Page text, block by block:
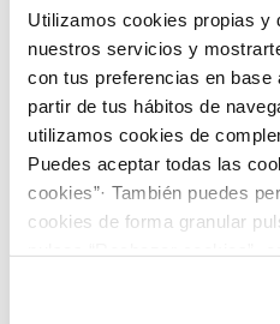
Utilizamos cookies propias y
nuestros servicios y
con tus preferencias en base
partir de tus hábitos de
utilizamos cookies de
Puedes aceptar todas las
cookies”· También puedes
cookies de forma granular
son indispensables para
La Ley 12/2014, de 26 de
transparencia y de acceso a
de Canarias regula el derecho
información pública, la
entidades públicas y privadas
público, y crea un órgano
garantiza su cumplimiento.
CONOCE LA LEY CANARIA
EMPRESA Y